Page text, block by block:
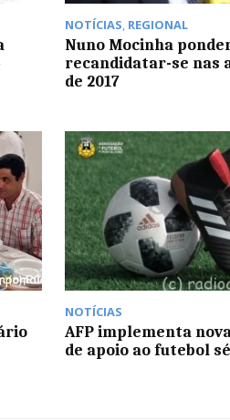
NOTÍCIAS, REGIONAL
Nuno Mocinha
recandidatar-se nas
de 2017
NOTÍCIAS
AFP implementa
de apoio ao futebol